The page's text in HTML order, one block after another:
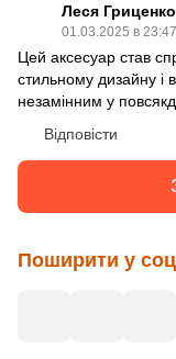
Леся Гриценко
01.03.2025 в 23:47
Цей аксесуар став
стильному дизайну і
незамінним у
Відповісти
Поширити у